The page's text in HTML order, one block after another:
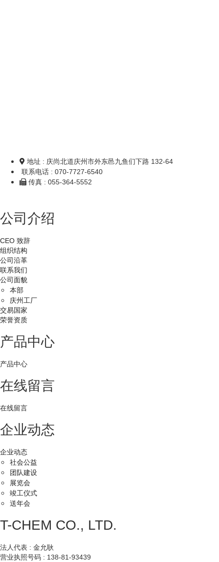
地址 : 庆尚北道庆州市外东邑九鱼们下路 132-64
联系电话 : 070-7727-6540
传真 : 055-364-5552
公司介绍
CEO 致辞
组织结构
公司沿革
联系我们
公司面貌
本部
庆州工厂
交易国家
荣誉资质
产品中心
产品中心
在线留言
在线留言
企业动态
企业动态
社会公益
团队建设
展览会
竣工仪式
送年会
T-CHEM CO., LTD.
法人代表 : 金允耿
营业执照号码 : 138-81-93439